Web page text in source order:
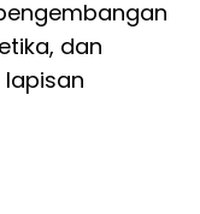
dan